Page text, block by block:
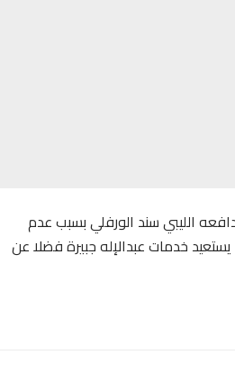
الليبي سند الورفلي بسبب عدم
خدمات عبدالإله جبيرة فضلا عن